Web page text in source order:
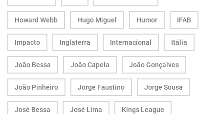
Howard Webb Hugo Miguel Humor IFAB
Impacto Inglaterra Internacional Itália
João Bessa João Capela João Gonçalves
João Pinheiro Jorge Faustino Jorge Sousa
José Bessa José Lima Kings League